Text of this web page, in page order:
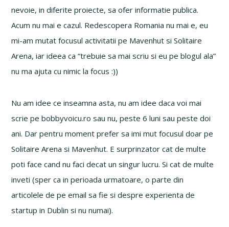
nevoie, in diferite proiecte, sa ofer informatie publica.
Acum nu mai e cazul. Redescopera Romania nu mai e, eu
mi-am mutat focusul activitatii pe Mavenhut si Solitaire
Arena, iar ideea ca “trebuie sa mai scriu si eu pe blogul ala”
nu ma ajuta cu nimic la focus :))
Nu am idee ce inseamna asta, nu am idee daca voi mai
scrie pe bobbyvoicu.ro sau nu, peste 6 luni sau peste doi
ani. Dar pentru moment prefer sa imi mut focusul doar pe
Solitaire Arena si Mavenhut. E surprinzator cat de multe
poti face cand nu faci decat un singur lucru. Si cat de multe
inveti (sper ca in perioada urmatoare, o parte din
articolele de pe email sa fie si despre experienta de
startup in Dublin si nu numai).